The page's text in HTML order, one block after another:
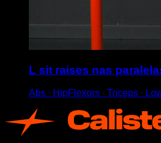
L sit raises nas
Abs ∙ HipFlexors ∙ Triceps ∙